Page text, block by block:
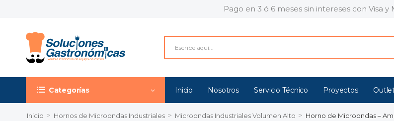
Pago en 3 ó 6 meses sin intereses con Visa y
Categorías Inicio Nosotros Servicio Técnico Proyectos
Inicio > Hornos de Microondas Industriales > Microondas Industriales Volumen Alto > Horno de Microondas –